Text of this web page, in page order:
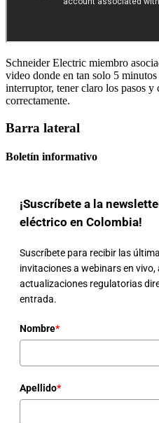
Schneider Electric miembro
video donde en tan solo 5
interruptor, tener claro los pasos y
correctamente.
Barra lateral
Boletín informativo
¡Suscríbete a la
eléctrico en Colombia!
Suscríbete para recibir las
invitaciones a webinars en
actualizaciones regulatorias
entrada.
Nombre*
Apellido*